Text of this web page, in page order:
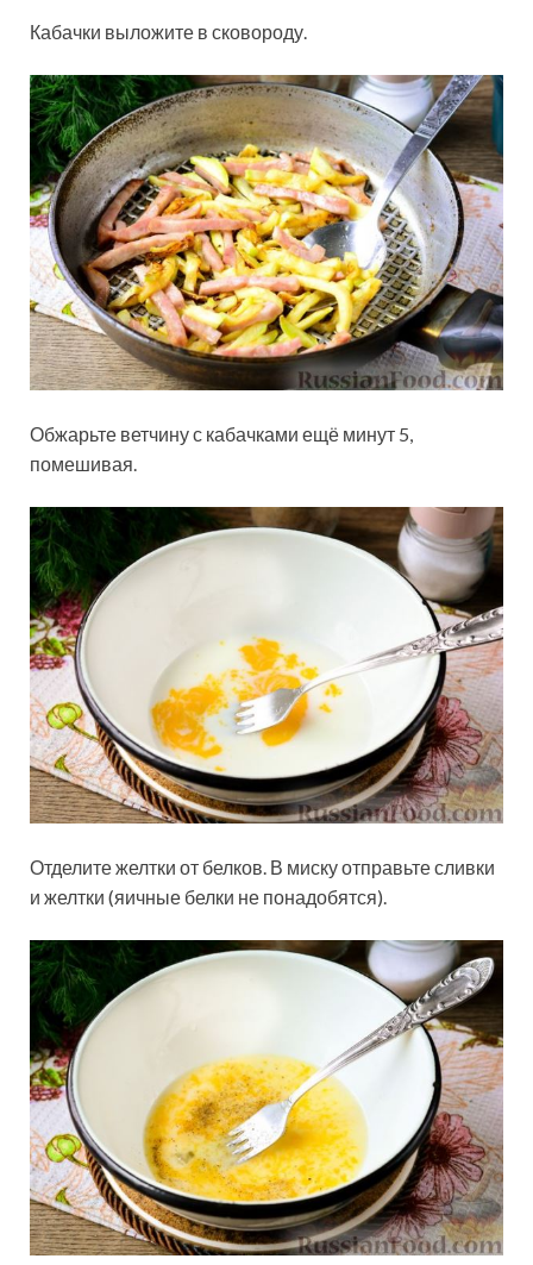
Кабачки выложите в сковороду.
Обжарьте ветчину с кабачками ещё минут 5,
помешивая.
Отделите желтки от белков. В миску отправьте сливки
и желтки (яичные белки не понадобятся).